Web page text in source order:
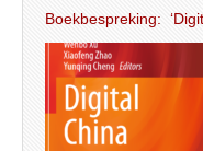
Boekbespreking: